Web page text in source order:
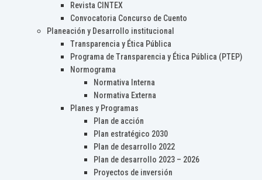
Revista CINTEX
Convocatoria Concurso de Cuento
Planeación y Desarrollo institucional
Transparencia y Ética Pública
Programa de Transparencia y Ética Pública (PTEP)
Normograma
Normativa Interna
Normativa Externa
Planes y Programas
Plan de acción
Plan estratégico 2030
Plan de desarrollo 2022
Plan de desarrollo 2023 – 2026
Proyectos de inversión